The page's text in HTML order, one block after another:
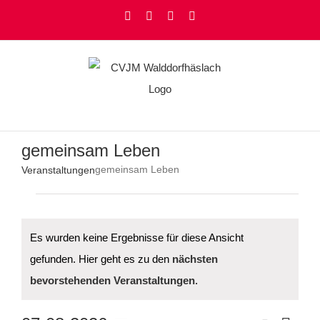
FacebookInstagramYouTube
gemeinsam Leben
Veranstaltungengemeinsam Leben
Hinweis
Es wurden keine Ergebnisse für diese Ansicht
gefunden. Hier geht es zu den nächsten
bevorstehenden Veranstaltungen.